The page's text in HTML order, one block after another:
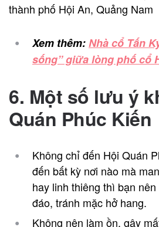
thành phố Hội An, Quảng Nam
Xem thêm:Nhà cổ Tấn
sống” giữa lòng phố cổ
6. Một số lưu ý
Quán Phúc Kiến
Không chỉ đến Hội Quán
đến bất kỳ nơi nào mà
hay linh thiêng thì bạn
đáo, tránh mặc hở hang.
Không nên làm ồn, gây